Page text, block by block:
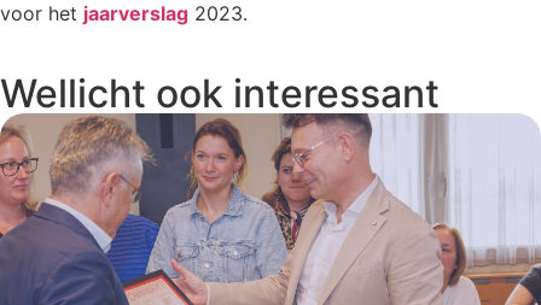
voor het jaarverslag 2023.
Wellicht ook interessant